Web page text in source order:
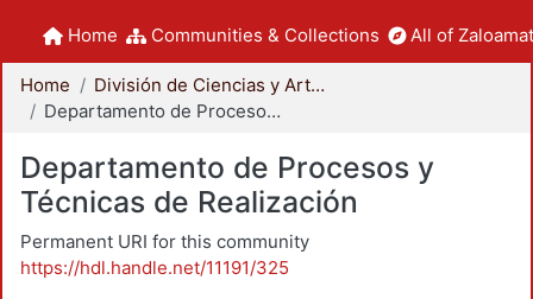
Home Communities & Collections All of
Home
División de Ciencias y Artes para el Diseño
Departamento de Procesos y Técnicas de Realización
Departamento de Procesos y
Técnicas de Realización
Permanent URI for this community
https://hdl.handle.net/11191/325